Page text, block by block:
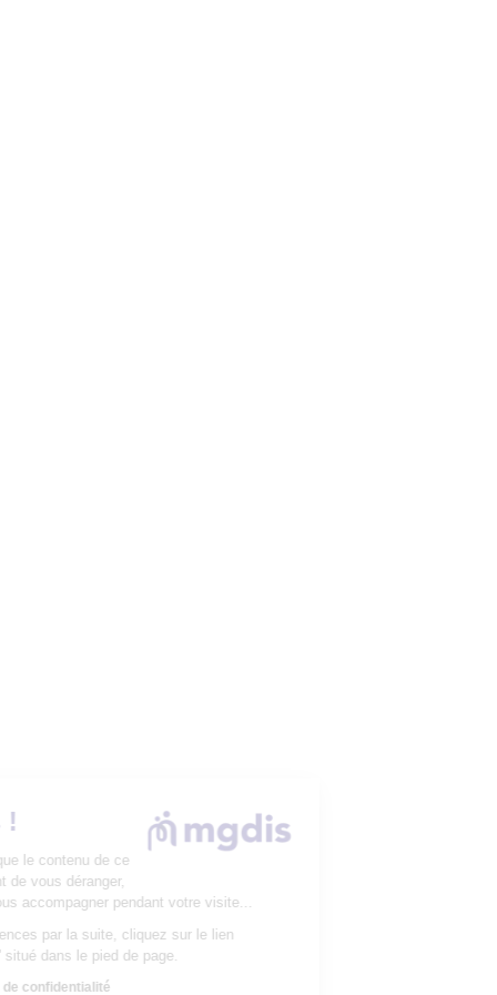
Les Cookies !
On a attendu d'être sûr que le contenu de ce
site vous intéresse avant de vous déranger,
mais on aimerait bien vous accompagner pendant votre visite...
Pour modifier vos préférences par la suite, cliquez sur le lien
'Préférences de cookies' situé dans le pied de page.
Consulter notre politique de confidentialité